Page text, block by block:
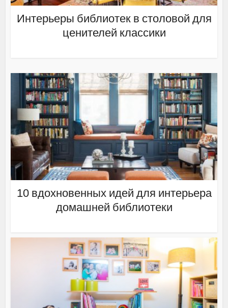
Интерьеры библиотек в столовой для
ценителей классики
10 вдохновенных идей для интерьера
домашней библиотеки